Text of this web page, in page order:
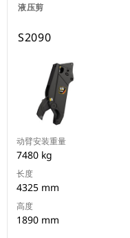
液压剪
S2090
动臂安装重量
7480 kg
长度
4325 mm
高度
1890 mm